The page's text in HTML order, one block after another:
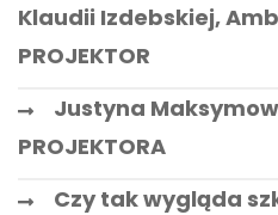
Klaudii Izdebskiej,
PROJEKTOR
Justyna
PROJEKTORA
Czy tak wygląda